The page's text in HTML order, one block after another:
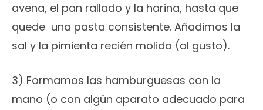
avena, el pan rallado y la harina, hasta que
quede una pasta consistente. Añadimos la
sal y la pimienta recién molida (al gusto).
3) Formamos las hamburguesas con la
mano (o con algún aparato adecuado para